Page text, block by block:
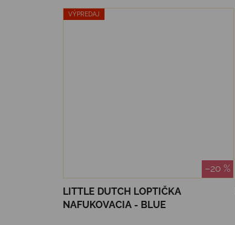
VÝPREDAJ
–20 %
LITTLE DUTCH LOPTIČKA
NAFUKOVACIA - BLUE